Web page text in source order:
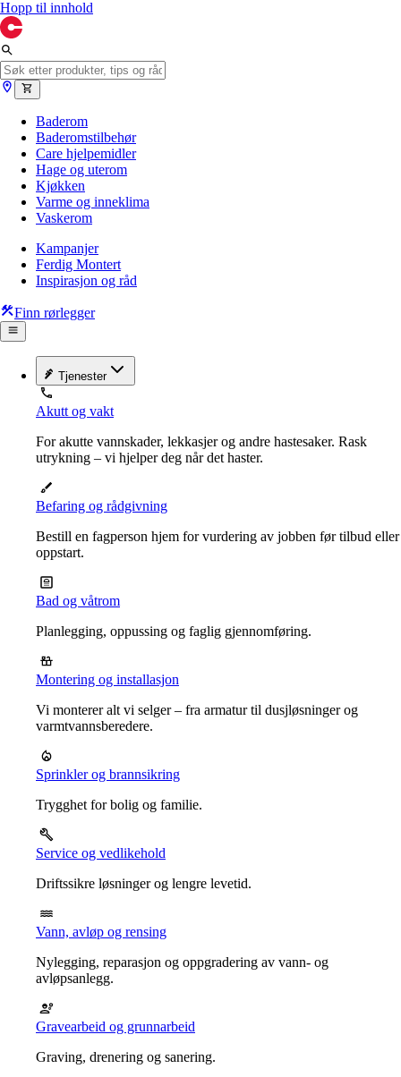
Hopp til innhold
Baderom
Baderomstilbehør
Care hjelpemidler
Hage og uterom
Kjøkken
Varme og inneklima
Vaskerom
Kampanjer
Ferdig Montert
Inspirasjon og råd
Finn rørlegger
Tjenester
Akutt og vakt
For akutte vannskader, lekkasjer og andre hastesaker. Rask
utrykning – vi hjelper deg når det haster.
Befaring og rådgivning
Bestill en fagperson hjem for vurdering av jobben før tilbud eller
oppstart.
Bad og våtrom
Planlegging, oppussing og faglig gjennomføring.
Montering og installasjon
Vi monterer alt vi selger – fra armatur til dusjløsninger og
varmtvannsberedere.
Sprinkler og brannsikring
Trygghet for bolig og familie.
Service og vedlikehold
Driftssikre løsninger og lengre levetid.
Vann, avløp og rensing
Nylegging, reparasjon og oppgradering av vann- og
avløpsanlegg.
Gravearbeid og grunnarbeid
Graving, drenering og sanering.